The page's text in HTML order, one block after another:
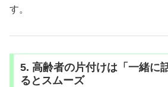
す。
5. 高齢者の片付けは「一緒に
るとスムーズ